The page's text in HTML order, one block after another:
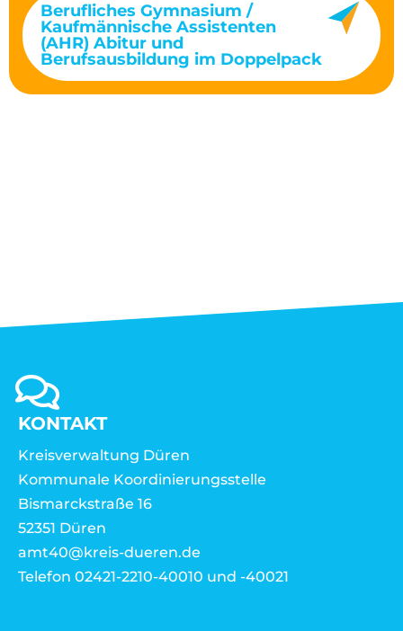
Berufliches Gymnasium /
Kaufmännische Assistenten
(AHR) Abitur und
Berufsausbildung im Doppelpack
KONTAKT
Kreisverwaltung Düren
Kommunale Koordinierungsstelle
Bismarckstraße 16
52351 Düren
amt40@kreis-dueren.de
Telefon 02421-2210-40010 und -40021